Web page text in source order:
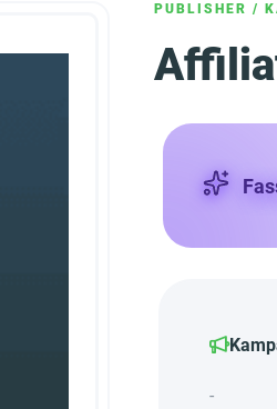
PUBLISHER /
-